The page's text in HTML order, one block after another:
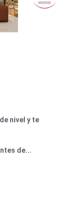
nivel y te
de...